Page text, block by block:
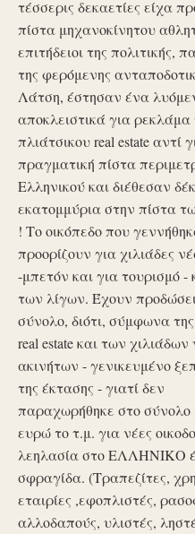
τέσσερις δεκαετίες είχα
πίστα μηχανοκίνητου
επιτήδειοι της πολιτικής,
της φερόμενης
Λάτση, έστησαν ένα
αποκλειστικά για ρεκλάμα
πλιάτσικου real estate αντί
πραγματική πίστα
Ελληνικού και διέθεσαν
εκατομμύρια στην πίστα
! Το οικόπεδο που
προορίζουν για χιλιάδες
-μπετόν και για τουρισμό -
των λίγων. Έχουν
σύνολο, διότι, σύμφωνα
real estate και των
ακινήτων - γενικευμένο
της έκτασης - γιατί δεν
παραχωρήθηκε στο σύνολο
ευρώ το τ.μ. για νέες
λεηλασία στο ΕΛΛΗΝΙΚΟ
σφραγίδα. (Τραπεζίτες,
εταιρίες ,εφοπλιστές,
αλλοδαπούς, υλιστές,